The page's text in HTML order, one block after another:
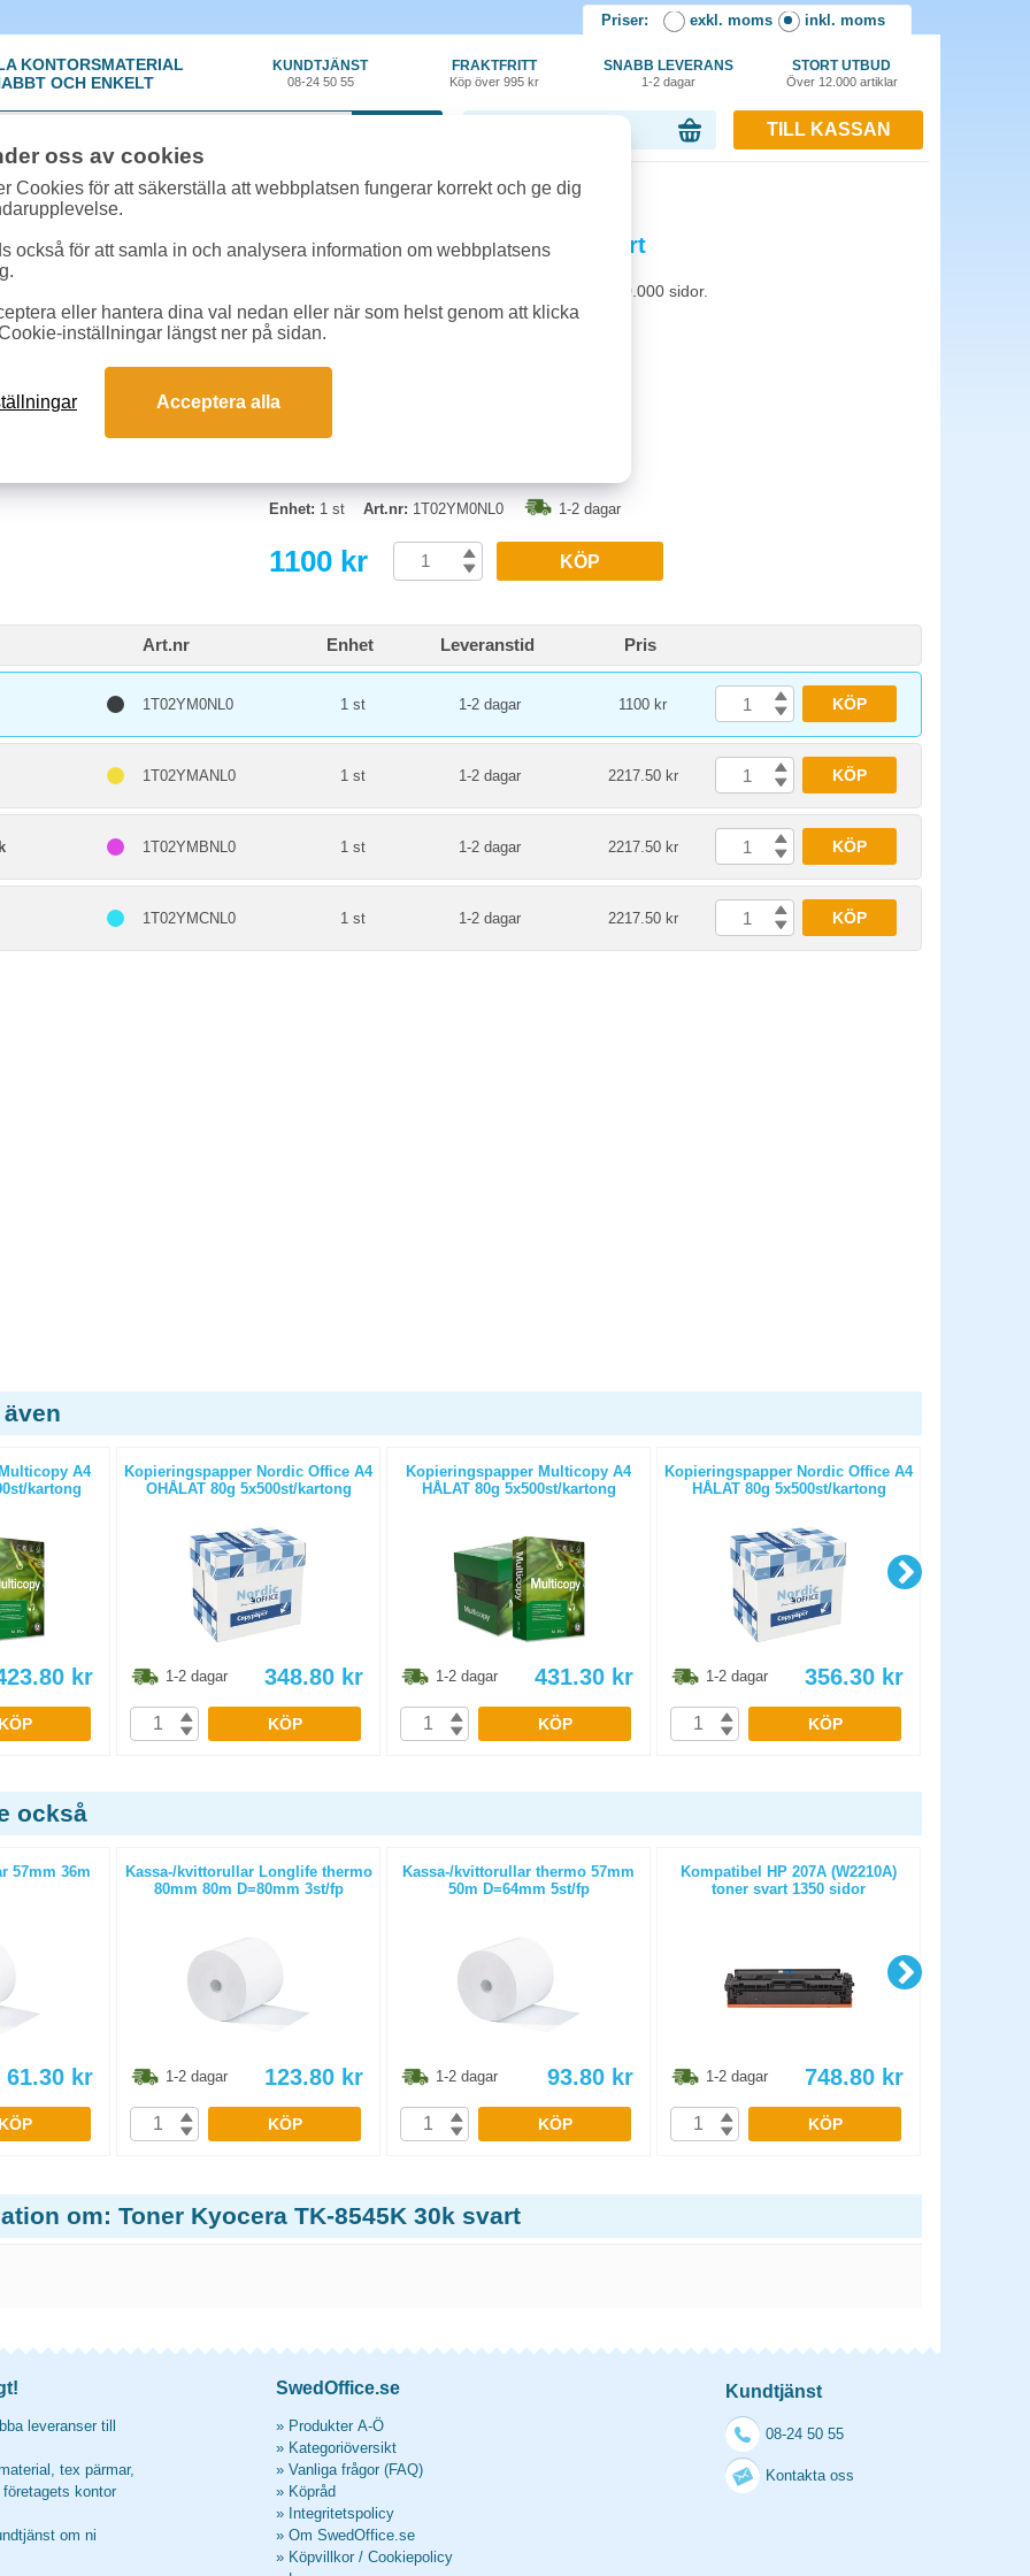
Priser: exkl. moms inkl. moms
KONTORSMATERIAL
OCH ENKELT
KUNDTJÄNST
08-24 50 55
FRAKTFRITT
Köp över 995 kr
SNABB LEVERANS
1-2 dagar
STORT UTBUD
Över 12.000 artiklar
TILL KASSAN
Förbrukning»Toner Kyocera»Toner Kyocera TK-8545K 30k svart
Toner Kyocera TK-8545K 30k svart
Passar till Kyocera TASKalfa 4054ci. Kapacitet: 30.000 sidor.
Enhet: 1 st Art.nr: 1T02YM0NL0 1-2 dagar
1100 kr KÖP
Art.nr Enhet Leveranstid Pris
1T02YM0NL0 1 st 1-2 dagar 1100 kr KÖP
1T02YMANL0 1 st 1-2 dagar 2217.50 kr KÖP
1T02YMBNL0 1 st 1-2 dagar 2217.50 kr KÖP
1T02YMCNL0 1 st 1-2 dagar 2217.50 kr KÖP
A4
kartong
kr
KÖP
Kopieringspapper Nordic Office A4
OHÅLAT 80g 5x500st/kartong
1-2 dagar 348.80 kr
KÖP
Kopieringspapper Multicopy A4
HÅLAT 80g 5x500st/kartong
1-2 dagar 431.30 kr
KÖP
Kopieringspapper Nordic Office A4
HÅLAT 80g 5x500st/kartong
1-2 dagar 356.30 kr
KÖP
också
57mm 36m
61.30 kr
KÖP
Kassa-/kvittorullar Longlife thermo
80mm 80m D=80mm 3st/fp
1-2 dagar 123.80 kr
KÖP
Kassa-/kvittorullar thermo 57mm
50m D=64mm 5st/fp
1-2 dagar 93.80 kr
KÖP
Kompatibel HP 207A (W2210A)
toner svart 1350 sidor
1-2 dagar 748.80 kr
KÖP
om: Toner Kyocera TK-8545K 30k svart
leveranser till
tex pärmar,
kontor
om ni
SwedOffice.se
» Produkter A-Ö
» Kategoriöversikt
» Vanliga frågor (FAQ)
» Köpråd
» Integritetspolicy
» Om SwedOffice.se
» Köpvillkor / Cookiepolicy
Kundtjänst
08-24 50 55
Kontakta oss
oss av cookies
Cookies för att säkerställa att webbplatsen fungerar korrekt och ge dig
också för att samla in och analysera information om webbplatsens
eller hantera dina val nedan eller när som helst genom att klicka
inställningar längst ner på sidan.
Acceptera alla